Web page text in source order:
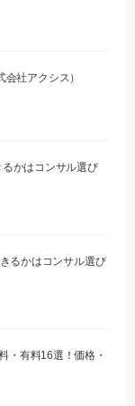
社アクシス）
かはコンサル選び
るかはコンサル選び
・有料16選！価格・